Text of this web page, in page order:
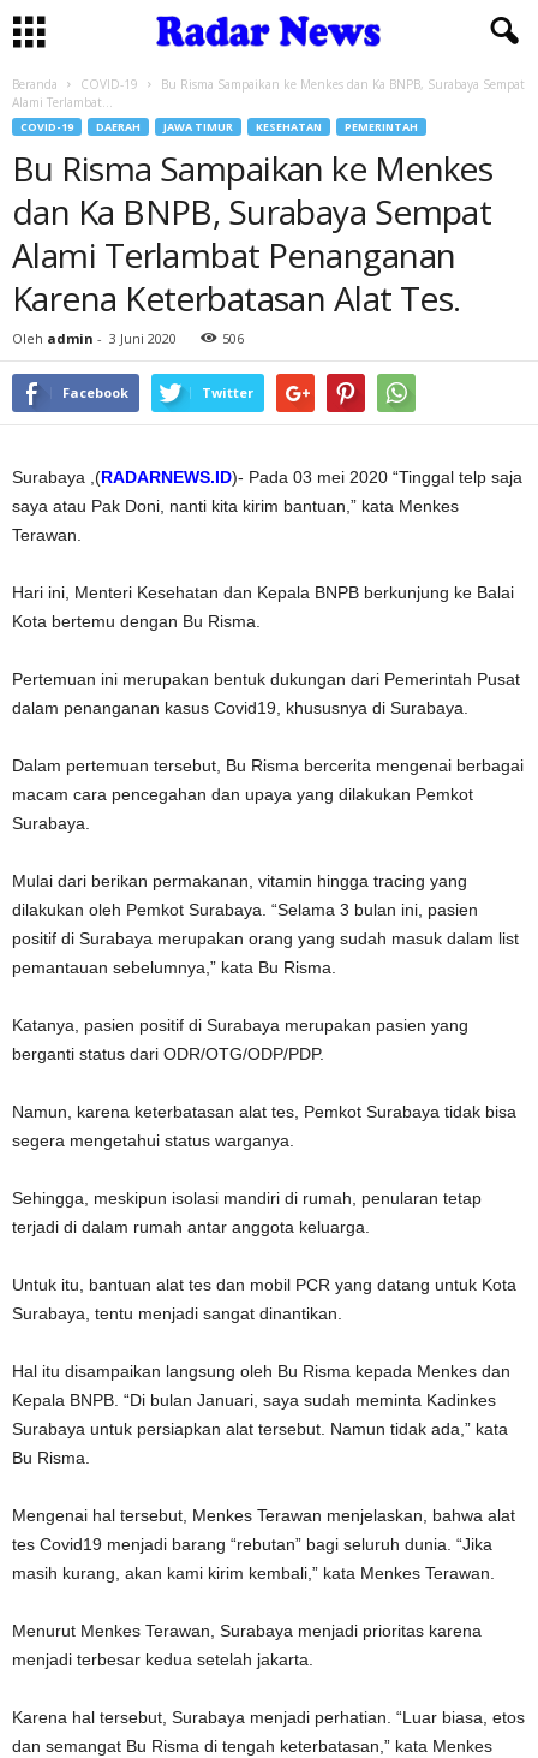
Beranda COVID-19
Bu Risma Sampaikan ke Menkes dan Ka BNPB, Surabaya Sempat
Alami Terlambat...
COVID-19 DAERAH JAWA TIMUR KESEHATAN PEMERINTAH
Bu Risma Sampaikan ke Menkes
dan Ka BNPB, Surabaya Sempat
Alami Terlambat Penanganan
Karena Keterbatasan Alat Tes.
Oleh admin - 3 Juni 2020 506
Facebook Twitter
Surabaya ,(RADARNEWS.ID)- Pada 03 mei 2020 “Tinggal telp saja
saya atau Pak Doni, nanti kita kirim bantuan,” kata Menkes
Terawan.
Hari ini, Menteri Kesehatan dan Kepala BNPB berkunjung ke Balai
Kota bertemu dengan Bu Risma.
Pertemuan ini merupakan bentuk dukungan dari Pemerintah Pusat
dalam penanganan kasus Covid19, khususnya di Surabaya.
Dalam pertemuan tersebut, Bu Risma bercerita mengenai berbagai
macam cara pencegahan dan upaya yang dilakukan Pemkot
Surabaya.
Mulai dari berikan permakanan, vitamin hingga tracing yang
dilakukan oleh Pemkot Surabaya. “Selama 3 bulan ini, pasien
positif di Surabaya merupakan orang yang sudah masuk dalam list
pemantauan sebelumnya,” kata Bu Risma.
Katanya, pasien positif di Surabaya merupakan pasien yang
berganti status dari ODR/OTG/ODP/PDP.
Namun, karena keterbatasan alat tes, Pemkot Surabaya tidak bisa
segera mengetahui status warganya.
Sehingga, meskipun isolasi mandiri di rumah, penularan tetap
terjadi di dalam rumah antar anggota keluarga.
Untuk itu, bantuan alat tes dan mobil PCR yang datang untuk Kota
Surabaya, tentu menjadi sangat dinantikan.
Hal itu disampaikan langsung oleh Bu Risma kepada Menkes dan
Kepala BNPB. “Di bulan Januari, saya sudah meminta Kadinkes
Surabaya untuk persiapkan alat tersebut. Namun tidak ada,” kata
Bu Risma.
Mengenai hal tersebut, Menkes Terawan menjelaskan, bahwa alat
tes Covid19 menjadi barang “rebutan” bagi seluruh dunia. “Jika
masih kurang, akan kami kirim kembali,” kata Menkes Terawan.
Menurut Menkes Terawan, Surabaya menjadi prioritas karena
menjadi terbesar kedua setelah jakarta.
Karena hal tersebut, Surabaya menjadi perhatian. “Luar biasa, etos
dan semangat Bu Risma di tengah keterbatasan,” kata Menkes